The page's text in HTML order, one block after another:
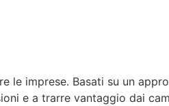
le imprese. Basati su un
e a trarre vantaggio dai